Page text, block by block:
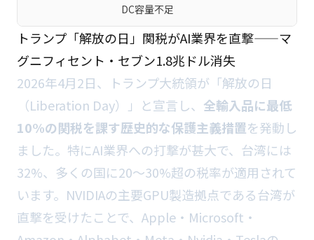
DC容量不足
トランプ「解放の日」関税がAI業界を直撃——マ
グニフィセント・セブン1.8兆ドル消失
2026年4月2日、トランプ大統領が「解放の日
（Liberation Day）」と宣言し、 全輸入品に最低
10%の関税を課す歴史的な保護主義措置を発動し
ました。特にAI業界への打撃が甚大で、台湾には
32%、多くの国に20〜30%超の税率が適用されて
います。NVIDIAの主要GPU製造拠点である台湾が
直撃を受けたことで、Apple・Microsoft・